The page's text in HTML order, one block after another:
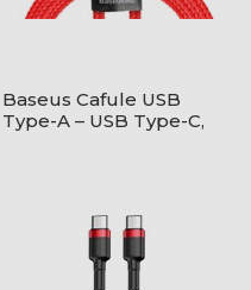
Baseus Cafule USB
Type-A – USB Type-C,